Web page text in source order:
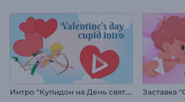
И
нтро "Купидон на День святого Валентина"